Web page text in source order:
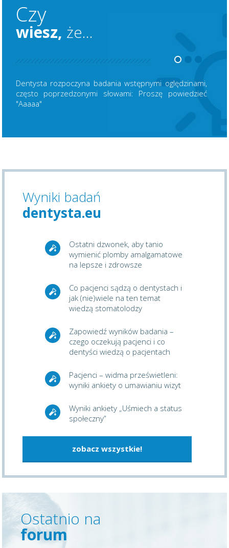
Czy
wiesz, że...
Dentysta rozpoczyna badania wstępnymi oględzinami,
często poprzedzonymi słowami: Proszę powiedzieć
"Aaaaa"
Wyniki badań
dentysta.eu
Ostatni dzwonek, aby tanio
wymienić plomby amalgamatowe
na lepsze i zdrowsze
Co pacjenci sądzą o dentystach i
jak (nie)wiele na ten temat
wiedzą stomatolodzy
Zapowiedź wyników badania –
czego oczekują pacjenci i co
dentyści wiedzą o pacjentach
Pacjenci – widma prześwietleni:
wyniki ankiety o umawianiu wizyt
Wyniki ankiety „Uśmiech a status
społeczny”
zobacz wszystkie!
Ostatnio na
forum